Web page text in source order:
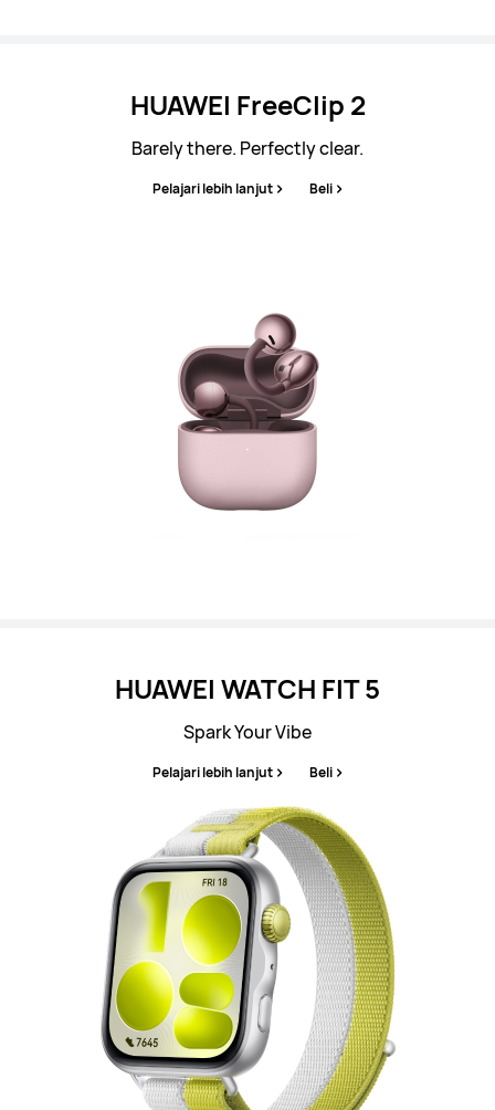
HUAWEI FreeClip 2
Barely there. Perfectly clear.
Pelajari lebih lanjut Beli
HUAWEI WATCH FIT 5
Spark Your Vibe
Pelajari lebih lanjut Beli